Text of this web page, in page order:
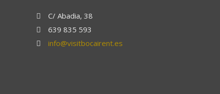
C/ Abadia, 38
639 835 593
info@visitbocairent.es